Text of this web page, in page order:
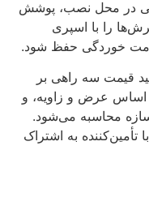
در محل نصب، پوشش
را با اسپری
خوردگی حفظ شود.
قیمت سه راهی بر
اساس عرض و زاویه، و
محاسبه می‌شود.
به اشتراک